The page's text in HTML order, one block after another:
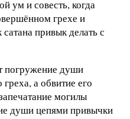
ум и совесть, когда
грехе и
привык делать с
погружение души
а обвитие его
могилы
души цепями привычки